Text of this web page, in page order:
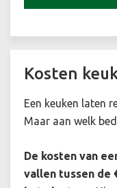
Kosten
Een keuken laten
Maar aan welk
De kosten van
vallen tussen de